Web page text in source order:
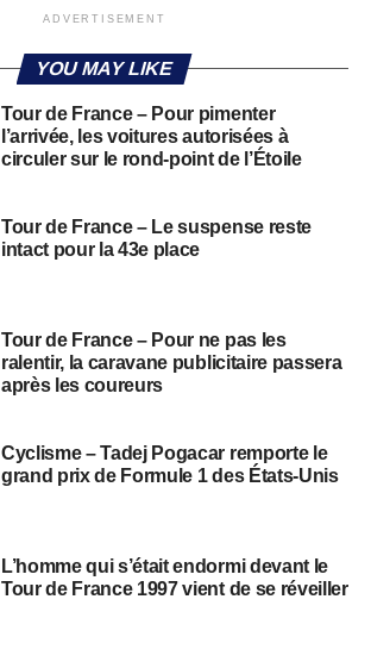
ADVERTISEMENT
YOU MAY LIKE
Tour de France – Pour pimenter
l’arrivée, les voitures autorisées à
circuler sur le rond-point de l’Étoile
Tour de France – Le suspense reste
intact pour la 43e place
Tour de France – Pour ne pas les
ralentir, la caravane publicitaire passera
après les coureurs
Cyclisme – Tadej Pogacar remporte le
grand prix de Formule 1 des États-Unis
L’homme qui s’était endormi devant le
Tour de France 1997 vient de se réveiller